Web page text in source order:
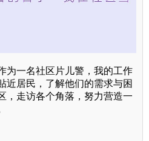
为一名社区片儿警，我的工作
近居民，了解他们的需求与困
，走访各个角落，努力营造一